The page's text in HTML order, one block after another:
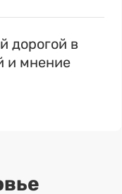
дорогой в
и мнение